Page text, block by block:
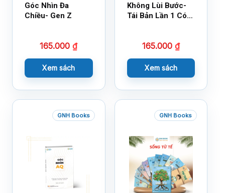
Góc Nhìn Đa
Chiều- Gen Z
165.000₫
Xem sách
Không Lùi Bước-
Tái Bản Lần 1 Có
165.000 ₫
Xem sách
GNH Books GNH Books